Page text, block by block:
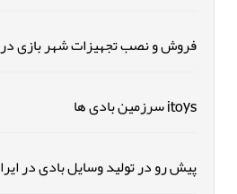
فروش و نصب تجهیزات شهر بازی
itoys سرزمین بادی ها
پیش رو در تولید وسایل بادی در